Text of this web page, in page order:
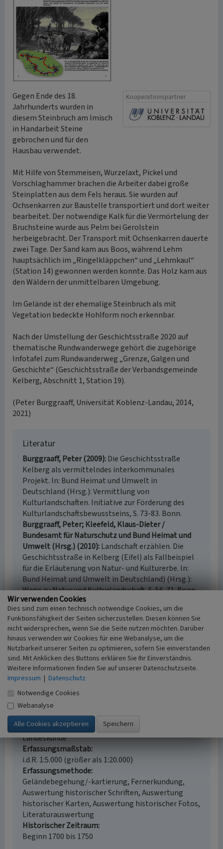
Kooperationspartner
Gegen Ende des 18.
Jahrhunderts wurden in
diesem Steinbruch am lmisch
in Handarbeit Steine
gebrochen und für den
Hausbau verwendet.
Mit Hilfe von Stemmeisen, Wurzelaxt, Pickel und
Vorschlaghammer brachen die Arbeiter dabei große
Steinplatten aus dem Fels heraus. Sie wurden auf
Ochsenkarren zur Baustelle transportiert und dort weiter
bearbeitet. Der notwendige Kalk für die Vermörtelung der
Bruchsteine wurde aus Pelm bei Gerolstein
herbeigebracht. Der Transport mit Ochsenkarren dauerte
zwei Tage. Der Sand kam aus Boos, während Lehm
hauptsächlich im „Ringelkläppchen“ und „Lehmkaul“
(Station 14) gewonnen werden konnte. Das Holz kam aus
den Wäldern der unmittelbaren Umgebung.
Im Gelände ist der ehemalige Steinbruch als mit
Vegetation bedeckte Hohlform noch erkennbar.
Nach der Umstellung der Geschichtsstraße 2020 auf
thematische Rundwanderwege gehört die zugehörige
Infotafel zum Rundwanderweg „Grenze, Galgen und
Geschichte“ (Geschichtsstraße der Verbandsgemeinde
Kelberg, Abschnitt 1, Station 19).
(Peter Burggraaff, Universität Koblenz-Landau, 2014,
2021)
Literatur
Burggraaff, Peter (2009) Die Geschichtsstraße
Kelberg als vermittelndes interkommunales
Projekt. In: Bund Heimat und Umwelt in
Deutschland (Hrsg.): Vermittlung von
Kulturlandschaften. Initiative zur Förderung des
Kulturlandschaftsbewusstseins, S. 73-83. Bonn.
Burggraaff, Peter; Kleefeld, Klaus-Dieter /
Bundesamt für Naturschutz und Bund Heimat und
Umwelt (Hrsg.) (2010) Landschaft erzählen. Die
Geschichtsstraße in Kelberg (Eifel) als Fallbeispiel
für die Erläuterung von Natur- und Kulturerbe. In:
Bund Heimat und Umwelt in Deutschland) (Hrsg.):
Wege zu Natur und Kulturlandschaft, S. 56-71. Bonn.
Mertes, Erich (2000)
Prüm.
Steinbruch am Ilmisch bei Uersfeld
Schlagwörter
Steinbruch
Ort
56767 Uersfeld
Fachsicht(en)
Kulturlandschaftspflege, Denkmalpflege,
Landeskunde
Erfassungsmaßstab
i.d.R. 1:5.000 (größer als 1:20.000)
Erfassungsmethode
Geländebegehung/-kartierung, Fernerkundung,
Auswertung historischer Schriften, Auswertung
historischer Karten, Auswertung historischer Fotos,
Literaturauswertung
Historischer Zeitraum
Beginn 1700 bis 1750
Wir verwenden Cookies
Dies sind zum einen technisch notwendige Cookies, um die
Funktionsfähigkeit der Seiten sicherzustellen. Diesen können Sie
nicht widersprechen, wenn Sie die Seite nutzen möchten. Darüber
hinaus verwenden wir Cookies für eine Webanalyse, um die
Nutzbarkeit unserer Seiten zu optimieren, sofern Sie einverstanden
sind. Mit Anklicken des Buttons erklären Sie Ihr Einverständnis.
Weitere Informationen finden Sie auf unserer Datenschutzseite.
Impressum | Datenschutz
Notwendige Cookies
Webanalyse